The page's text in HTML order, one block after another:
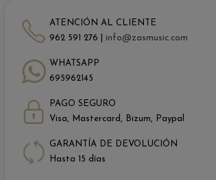
ATENCIÓN AL CLIENTE
962 591 276 | info@zasmusic.com
WHATSAPP
695962145
PAGO SEGURO
Visa, Mastercard, Bizum, Paypal
GARANTÍA DE DEVOLUCIÓN
Hasta 15 días